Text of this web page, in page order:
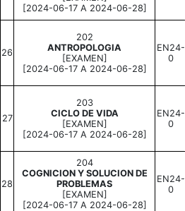
[2024-06-17 A 2024-06-28]
26
202
ANTROPOLOGIA
[EXAMEN]
[2024-06-17 A 2024-06-28]
EN24-
0
27
203
CICLO DE VIDA
[EXAMEN]
[2024-06-17 A 2024-06-28]
EN24-
0
28
204
COGNICION Y SOLUCION DE
PROBLEMAS
[EXAMEN]
[2024-06-17 A 2024-06-28]
EN24-
0